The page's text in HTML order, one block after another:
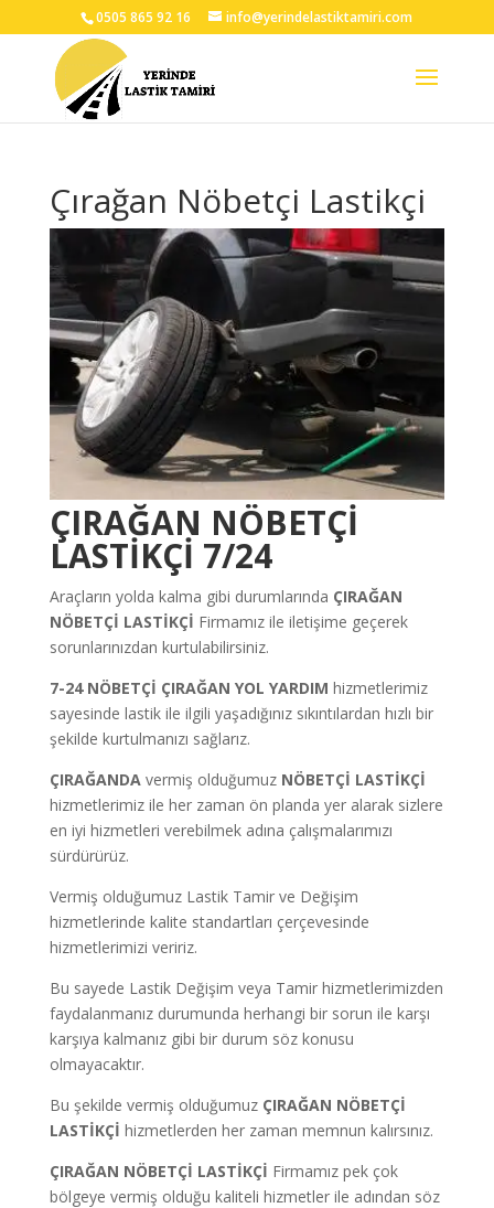
0505 865 92 16 info@yerindelastiktamiri.com
Çırağan Nöbetçi Lastikçi
ÇIRAĞAN NÖBETÇİ
LASTİKÇİ 7/24
Araçların yolda kalma gibi durumlarında ÇIRAĞAN
NÖBETÇİ LASTİKÇİ Firmamız ile iletişime geçerek
sorunlarınızdan kurtulabilirsiniz.
7-24 NÖBETÇİ ÇIRAĞAN YOL YARDIM hizmetlerimiz
sayesinde lastik ile ilgili yaşadığınız sıkıntılardan hızlı bir
şekilde kurtulmanızı sağlarız.
ÇIRAĞANDA vermiş olduğumuz NÖBETÇİ LASTİKÇİ
hizmetlerimiz ile her zaman ön planda yer alarak sizlere
en iyi hizmetleri verebilmek adına çalışmalarımızı
sürdürürüz.
Vermiş olduğumuz Lastik Tamir ve Değişim
hizmetlerinde kalite standartları çerçevesinde
hizmetlerimizi veririz.
Bu sayede Lastik Değişim veya Tamir hizmetlerimizden
faydalanmanız durumunda herhangi bir sorun ile karşı
karşıya kalmanız gibi bir durum söz konusu
olmayacaktır.
Bu şekilde vermiş olduğumuzÇIRAĞAN NÖBETÇİ
LASTİKÇİ hizmetlerden her zaman memnun kalırsınız.
ÇIRAĞAN NÖBETÇİ LASTİKÇİ Firmamız pek çok
bölgeye vermiş olduğu kaliteli hizmetler ile adından söz